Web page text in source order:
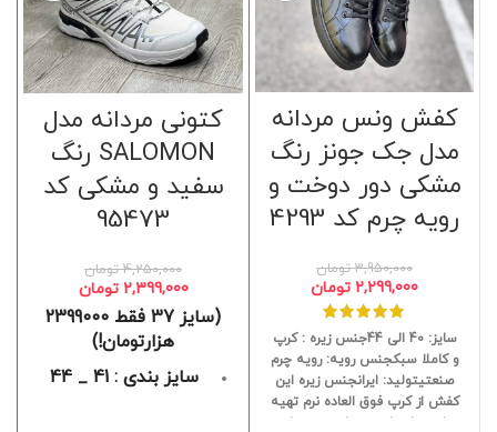
کفش ونس مردانه
مدل جک جونز رنگ
مشکی دور دوخت و
رویه چرم کد 4293
3,950,000 تومان
2,299,000 تومان
سایز: 40 الی 44جنس زیره : کرپ
و کاملا سبکجنس رویه: رویه چرم
صنعتیتولید: ایرانجنس زیره این
کفش از کرپ فوق العاده نرم تهیه
شده تا مناسب پیاده روی های
کتونی مردانه مدل
SALOMON رنگ
سفید و مشکی کد
95473
4,250,000 تومان
2,399,000 تومان
(سایز 37 فقط 2399000
هزارتومان!)
سایز بندی : 41 _ 44